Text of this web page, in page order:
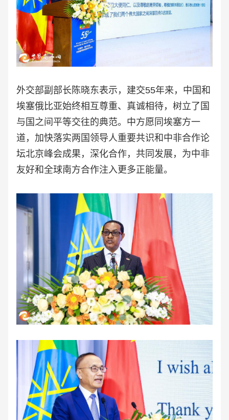
外交部副部长陈晓东表示，建交55年来，中国和
埃塞俄比亚始终相互尊重、真诚相待，树立了国
与国之间平等交往的典范。中方愿同埃塞方一
道，加快落实两国领导人重要共识和中非合作论
坛北京峰会成果，深化合作，共同发展，为中非
友好和全球南方合作注入更多正能量。